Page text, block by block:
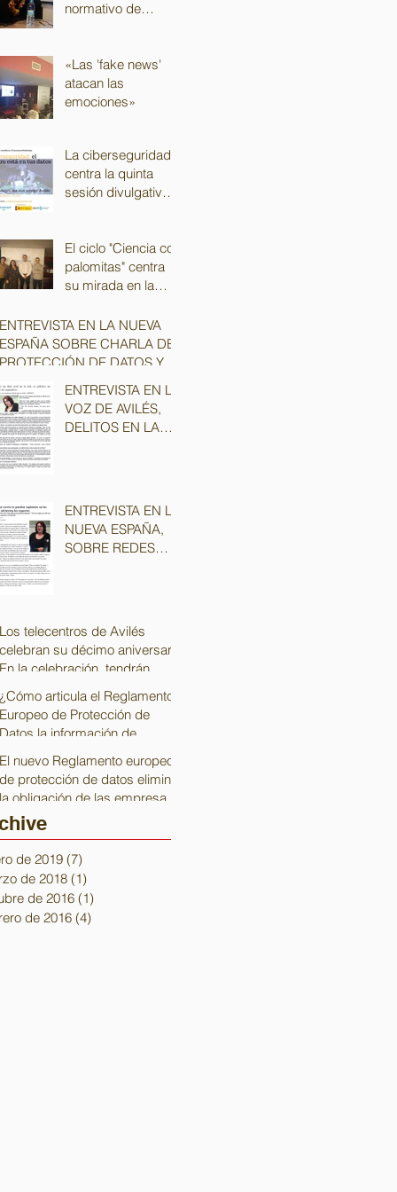
normativo de
abogados
«Las 'fake news'
atacan las
emociones»
La ciberseguridad
centra la quinta
sesión divulgativa
El ciclo "Ciencia con
palomitas" centra
su mirada en la
ENTREVISTA EN LA NUEVA
ESPAÑA SOBRE CHARLA DE
PROTECCIÓN DE DATOS Y
ENTREVISTA EN LA
VOZ DE AVILÉS,
DELITOS EN LA
ENTREVISTA EN LA
NUEVA ESPAÑA,
SOBRE REDES
Los telecentros de Avilés
celebran su décimo aniversario
En la celebración, tendrán
¿Cómo articula el Reglamento
Europeo de Protección de
Datos la información de
El nuevo Reglamento europeo
de protección de datos elimina
la obligación de las empresas
de inscribi
de 2019 (7)
de 2018 (1)
de 2016 (1)
de 2016 (4)